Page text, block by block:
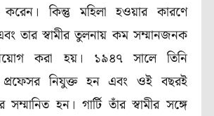
কিন্তু মহিলা হওয়ার কারণে
তার স্বামীর তুলনায় কম সম্মানজনক
করা হয়। ১৯৪৭সালে তিনি
প্রফেসর নিযুক্ত হন এবং ওই বছরই
সম্মানিত হন।গার্টিতাঁর স্বামীর সঙ্গে